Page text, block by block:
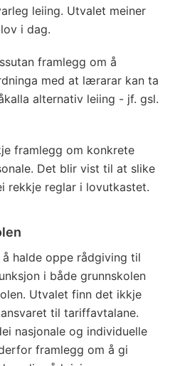
leiing. Utvalet meiner
i dag.
framlegg om å
med at lærarar kan ta
alternativ leiing - jf. gsl.
framlegg om konkrete
Det blir vist til at slike
rekkje reglar i lovutkastet.
halde oppe rådgiving til
i både grunnskolen
Utvalet finn det ikkje
til tariffavtalane.
nasjonale og individuelle
framlegg om å gi